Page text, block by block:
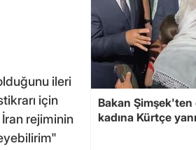
ileri
için
İran rejiminin
Bakan Şimşek'ten
kadına Kürtçe